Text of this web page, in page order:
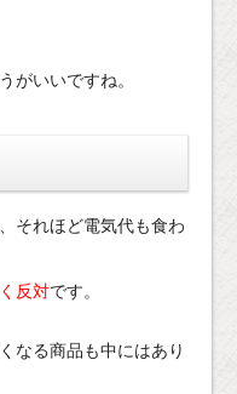
がいいですね。
それほど電気代も食わ
反対です。
なる商品も中にはあり